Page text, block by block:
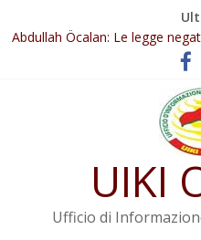
Il KNK chiede un’azione
Abdullah Öcalan: Le legge
Inizia la seconda fase del
Commissione donne del KNK:
Non tenere conto della
l’attuazione della legge
UIKI
Ufficio di